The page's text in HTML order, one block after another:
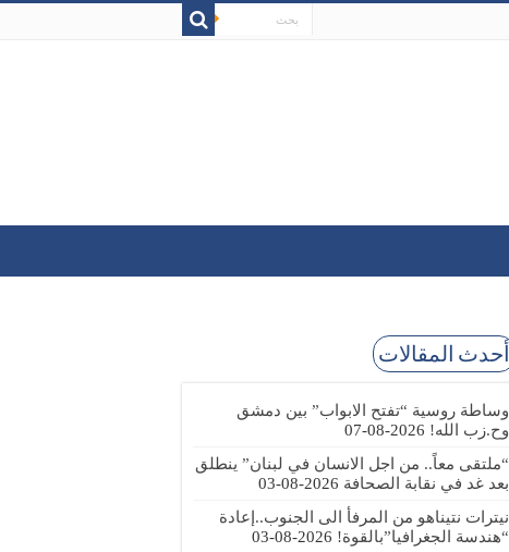
أحدث المقالات
وساطة روسية “تفتح الابواب” بين دمشق
وح.زب الله! 2026-08-07
“ملتقى معاً.. من اجل الانسان في لبنان” ينطلق
بعد غد في نقابة الصحافة 2026-08-03
نيترات نتيناهو من المرفأ الى الجنوب..إعادة
“هندسة الجغرافيا”بالقوة! 2026-08-03